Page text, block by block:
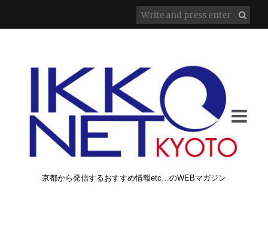
京都から発信するおすすめ情報etc…のWEBマガジン